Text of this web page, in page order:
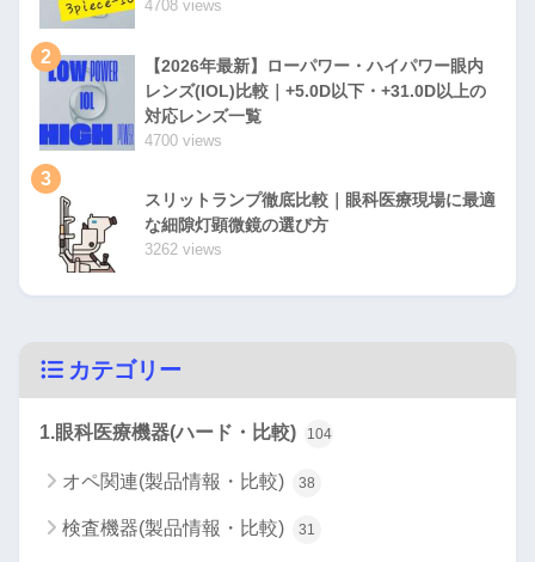
4708 views
2
【2026年最新】ローパワー・ハイパワー眼内
レンズ(IOL)比較｜+5.0D以下・+31.0D以上の
対応レンズ一覧
4700 views
3
スリットランプ徹底比較｜眼科医療現場に最適
な細隙灯顕微鏡の選び方
3262 views
カテゴリー
1.眼科医療機器(ハード・比較) 104
オペ関連(製品情報・比較) 38
検査機器(製品情報・比較) 31